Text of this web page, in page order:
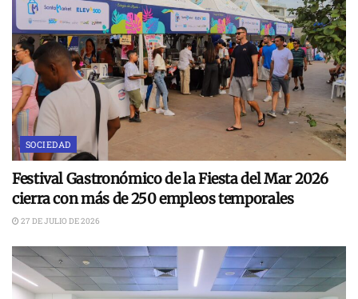
SOCIEDAD
Festival Gastronómico de la Fiesta del Mar 2026
cierra con más de 250 empleos temporales
27 DE JULIO DE 2026